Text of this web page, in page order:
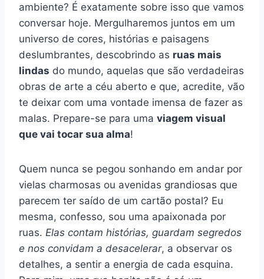
ambiente? É exatamente sobre isso que vamos
conversar hoje. Mergulharemos juntos em um
universo de cores, histórias e paisagens
deslumbrantes, descobrindo as ruas mais
lindas do mundo, aquelas que são verdadeiras
obras de arte a céu aberto e que, acredite, vão
te deixar com uma vontade imensa de fazer as
malas. Prepare-se para uma viagem visual
que vai tocar sua alma!
Quem nunca se pegou sonhando em andar por
vielas charmosas ou avenidas grandiosas que
parecem ter saído de um cartão postal? Eu
mesma, confesso, sou uma apaixonada por
ruas. Elas contam histórias, guardam segredos
e nos convidam a desacelerar, a observar os
detalhes, a sentir a energia de cada esquina.